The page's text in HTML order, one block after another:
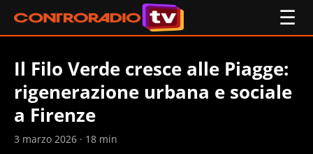
☰
Il Filo Verde cresce alle Piagge:
rigenerazione urbana e sociale
a Firenze
3 marzo 2026 · 18 min